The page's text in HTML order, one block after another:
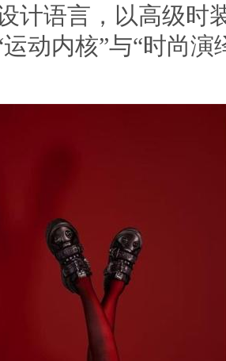
计语言，以高级时
动内核”与“时尚